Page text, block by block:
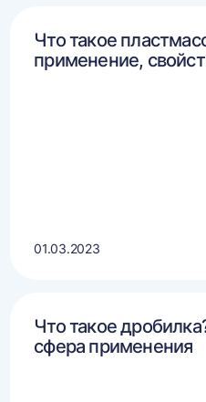
Что такое
применение,
01.03.2023
Что такое
сфера применения